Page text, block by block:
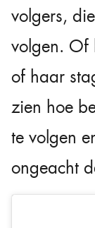
volgers,
volgen. Of
of haar
zien hoe
te volgen
ongeacht